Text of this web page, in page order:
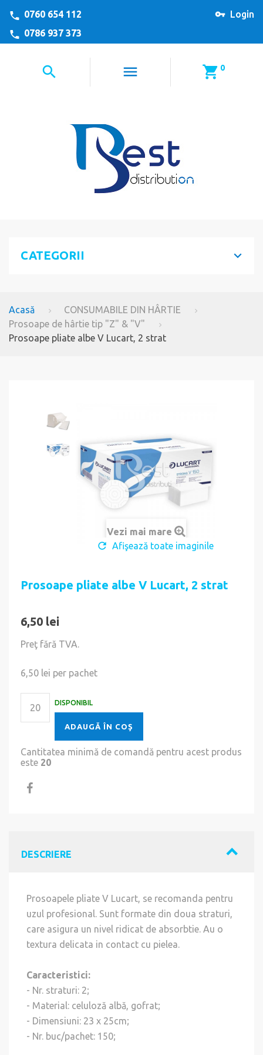
Login
0760 654 112
0786 937 373
0
CATEGORII
Acasă
CONSUMABILE DIN HÂRTIE
Prosoape de hârtie tip "Z" & "V"
Prosoape pliate albe V Lucart, 2 strat
Vezi mai mare
Afişează toate imaginile
Prosoape pliate albe V Lucart, 2 strat
6,50 lei
Preţ fără TVA.
6,50 lei per pachet
DISPONIBIL
ADAUGĂ ÎN COŞ
Cantitatea minimă de comandă pentru acest produs
este 20
DESCRIERE
Prosoapele pliate V Lucart, se recomanda pentru
uzul profesional. Sunt formate din doua straturi,
care asigura un nivel ridicat de absorbtie. Au o
textura delicata in contact cu pielea.
Caracteristici:
- Nr. straturi: 2;
- Material: celuloză albă, gofrat;
- Dimensiuni: 23 x 25cm;
- Nr. buc/pachet: 150;